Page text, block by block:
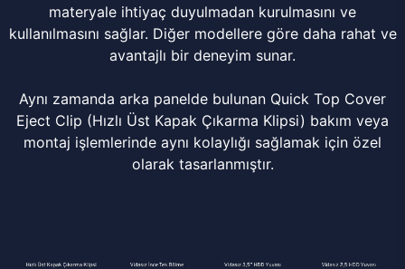
materyale ihtiyaç duyulmadan kurulmasını ve
kullanılmasını sağlar. Diğer modellere göre daha rahat ve
avantajlı bir deneyim sunar.
Aynı zamanda arka panelde bulunan Quick Top Cover
Eject Clip (Hızlı Üst Kapak Çıkarma Klipsi) bakım veya
montaj işlemlerinde aynı kolaylığı sağlamak için özel
olarak tasarlanmıştır.